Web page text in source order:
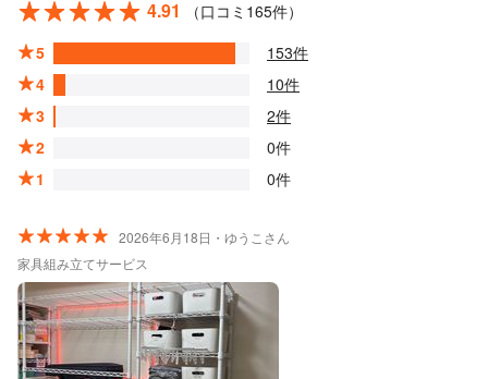
4.91
（口コミ165件）
5
153件
4
10件
3
2件
2
0件
1
0件
2026年6月18日・ゆうこさん
家具組み立てサービス